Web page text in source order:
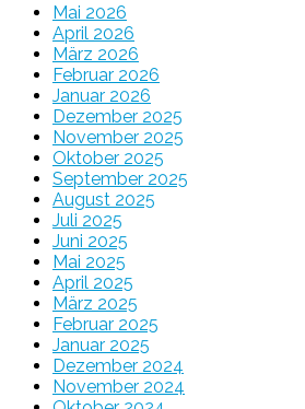
Mai 2026
April 2026
März 2026
Februar 2026
Januar 2026
Dezember 2025
November 2025
Oktober 2025
September 2025
August 2025
Juli 2025
Juni 2025
Mai 2025
April 2025
März 2025
Februar 2025
Januar 2025
Dezember 2024
November 2024